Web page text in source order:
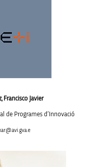
Francisco Javier
de Programes d’Innovació